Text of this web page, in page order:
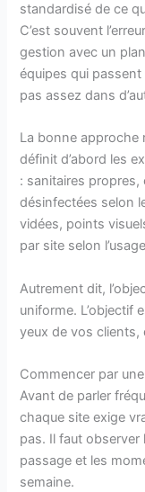
standardisé de ce
C’est souvent
gestion avec un
équipes qui
pas assez dans
La bonne approche
définit d’abord les
: sanitaires
désinfectées selon
vidées, points
par site selon
Autrement dit,
uniforme. L’objectif
yeux de vos clients,
Commencer par
Avant de parler
chaque site exige
pas. Il faut
passage et les
semaine.